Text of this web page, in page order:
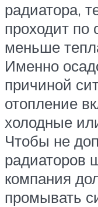
радиатора,
проходит по
меньше
Именно
причиной
отопление
холодные
Чтобы не
радиаторов
компания
промывать